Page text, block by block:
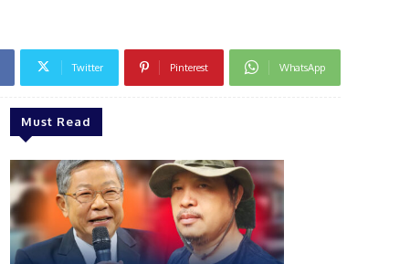
Twitter Pinterest WhatsApp
Must Read